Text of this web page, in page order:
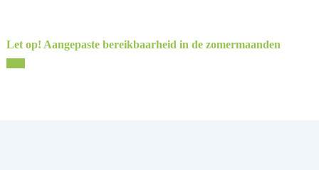
Let op! Aangepaste bereikbaarheid in de zomermaanden